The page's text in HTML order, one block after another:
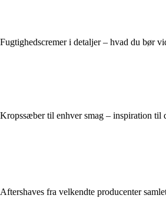
Fugtighedscremer i detaljer – hvad du bør
Kropssæber til enhver smag – inspiration til
Aftershaves fra velkendte producenter